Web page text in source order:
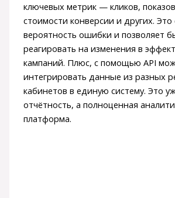
ключевых метрик — кликов,
стоимости конверсии и других. Это
вероятность ошибки и позволяет
реагировать на изменения в
кампаний. Плюс, с помощью API
интегрировать данные из разных
кабинетов в единую систему. Это
отчётность, а полноценная
платформа.